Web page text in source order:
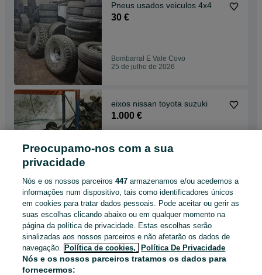
Pneus usados veiculos 4x4
30 €
Bombarral E Vale Covo
25 de julho de 2026
eixos nissan toyota suzuki
1.000 €
Peças nissan terrano 2
500 €
Cadaval E Pêro Moniz
25 de julho de 2026
Preocupamo-nos com a sua
privacidade
Nós e os nossos parceiros447 armazenamos e/ou acedemos a
informações num dispositivo, tais como identificadores únicos
em cookies para tratar dados pessoais. Pode aceitar ou gerir as
suas escolhas clicando abaixo ou em qualquer momento na
página da política de privacidade. Estas escolhas serão
sinalizadas aos nossos parceiros e não afetarão os dados de
navegação. Política de cookies, Política De Privacidade
Nós e os nossos parceiros tratamos os dados para
fornecermos: